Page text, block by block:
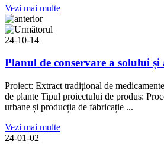
Vezi mai multe
24-10-14
Planul de conservare a solului și
Proiect: Extract tradițional de
de plante Tipul proiectului de produs:
urbane și producția de fabricație ...
Vezi mai multe
24-01-02